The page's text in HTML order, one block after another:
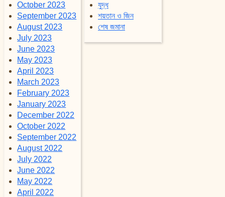
October 2023
September 2023
August 2023
July 2023
June 2023
May 2023
April 2023
March 2023
February 2023
January 2023
December 2022
October 2022
September 2022
August 2022
July 2022
June 2022
May 2022
April 2022
যুদ্ধ
শয়তান ও জিন
শেষ জমানা